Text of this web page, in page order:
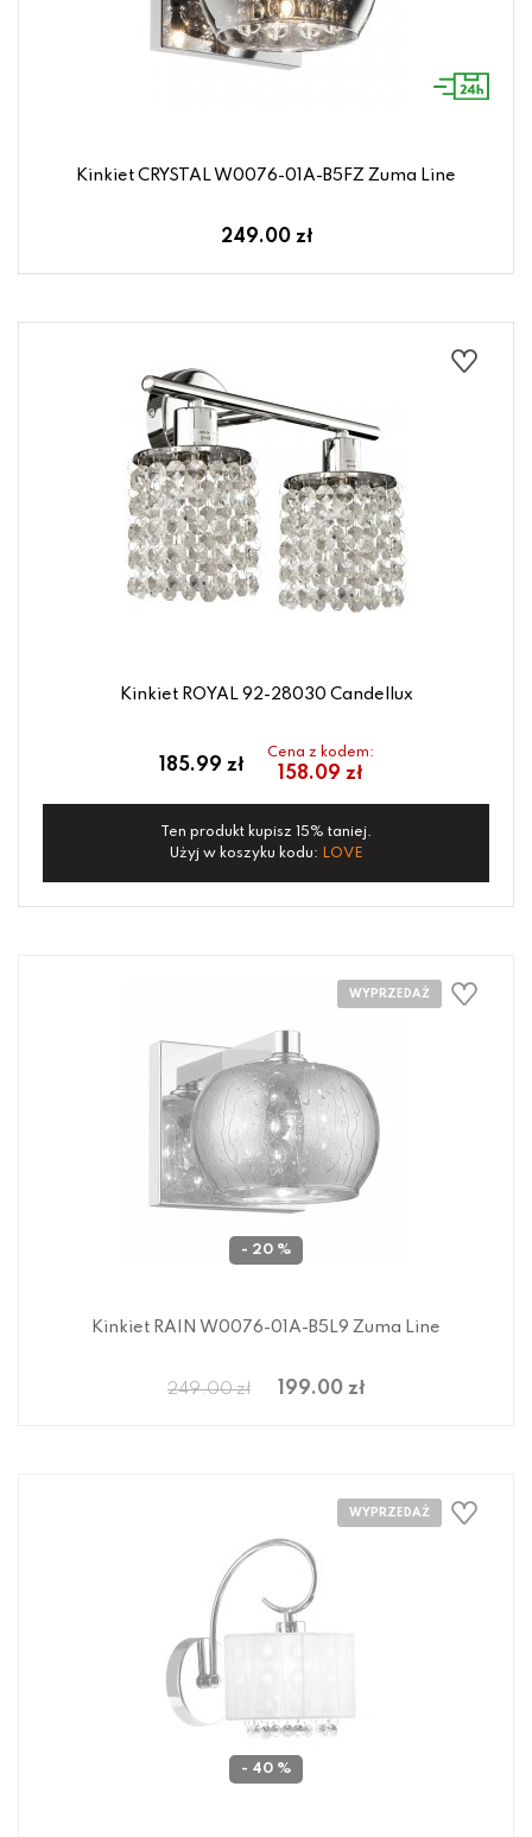
Kinkiet CRYSTAL W0076-01A-B5FZ Zuma Line
249.00 zł
Kinkiet ROYAL 92-28030 Candellux
185.99 zł
Cena z kodem:
158.09 zł
Ten produkt kupisz 15% taniej.
Użyj w koszyku kodu: LOVE
- 20 %
Kinkiet RAIN W0076-01A-B5L9 Zuma Line
249.00 zł 199.00 zł
- 40 %